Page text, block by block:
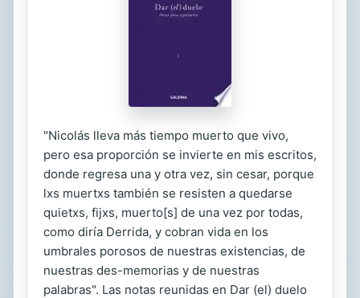
"Nicolás lleva más tiempo muerto que vivo,
pero esa proporción se invierte en mis escritos,
donde regresa una y otra vez, sin cesar, porque
lxs muertxs también se resisten a quedarse
quietxs, fijxs, muerto[s] de una vez por todas,
como diría Derrida, y cobran vida en los
umbrales porosos de nuestras existencias, de
nuestras des-memorias y de nuestras
palabras". Las notas reunidas en Dar (el) duelo